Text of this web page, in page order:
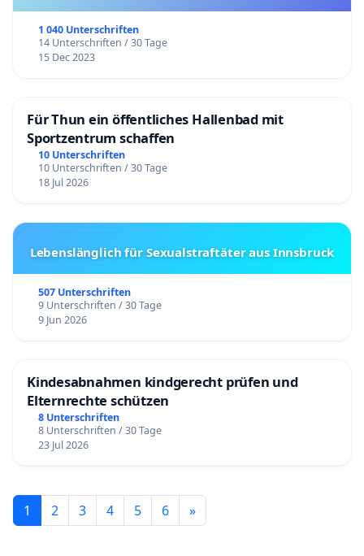
1 040 Unterschriften
14 Unterschriften / 30 Tage
15 Dec 2023
Für Thun ein öffentliches Hallenbad mit
Sportzentrum schaffen
10 Unterschriften
10 Unterschriften / 30 Tage
18 Jul 2026
Lebenslänglich für Sexualstraftäter aus Innsbruck
507 Unterschriften
9 Unterschriften / 30 Tage
9 Jun 2026
Kindesabnahmen kindgerecht prüfen und
Elternrechte schützen
8 Unterschriften
8 Unterschriften / 30 Tage
23 Jul 2026
1 2 3 4 5 6 »